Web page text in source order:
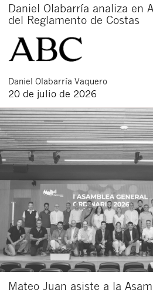
Daniel Olabarría analiza en
del Reglamento de Costas
Daniel Olabarría Vaquero
20 de julio de 2026
Mateo Juan asiste a la